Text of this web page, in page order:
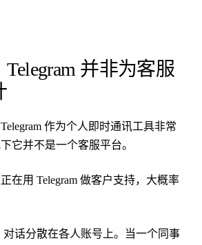
并非为客服
作为个人即时通讯工具非常
它并不是一个客服平台。
在用 Telegram 做客户支持，大概率
对话分散在各人账号上。当一个同事